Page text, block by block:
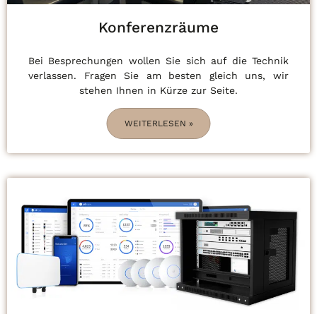
Konferenzräume
Bei Besprechungen wollen Sie sich auf die Technik
verlassen. Fragen Sie am besten gleich uns, wir
stehen Ihnen in Kürze zur Seite.
WEITERLESEN »